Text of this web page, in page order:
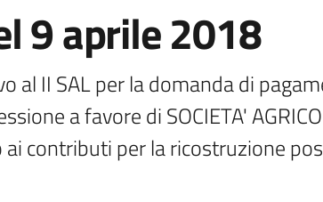
9 aprile 2018
al II SAL per la domanda di
a favore di SOCIETA'
ai contributi per la ricostruzione